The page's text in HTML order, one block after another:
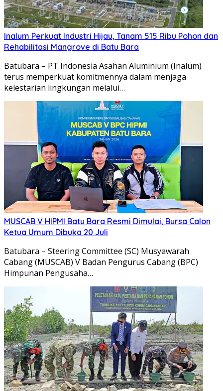
Inalum Perkuat Industri Hijau, Tanam 515 Ribu Pohon dan
Rehabilitasi Mangrove di Batu Bara
Batubara – PT Indonesia Asahan Aluminium (Inalum)
terus memperkuat komitmennya dalam menjaga
kelestarian lingkungan melalui…
MUSCAB V HIPMI Batu Bara Resmi Dimulai, Bursa Calon
Ketua Umum Dibuka 20 Juli
Batubara – Steering Committee (SC) Musyawarah
Cabang (MUSCAB) V Badan Pengurus Cabang (BPC)
Himpunan Pengusaha…